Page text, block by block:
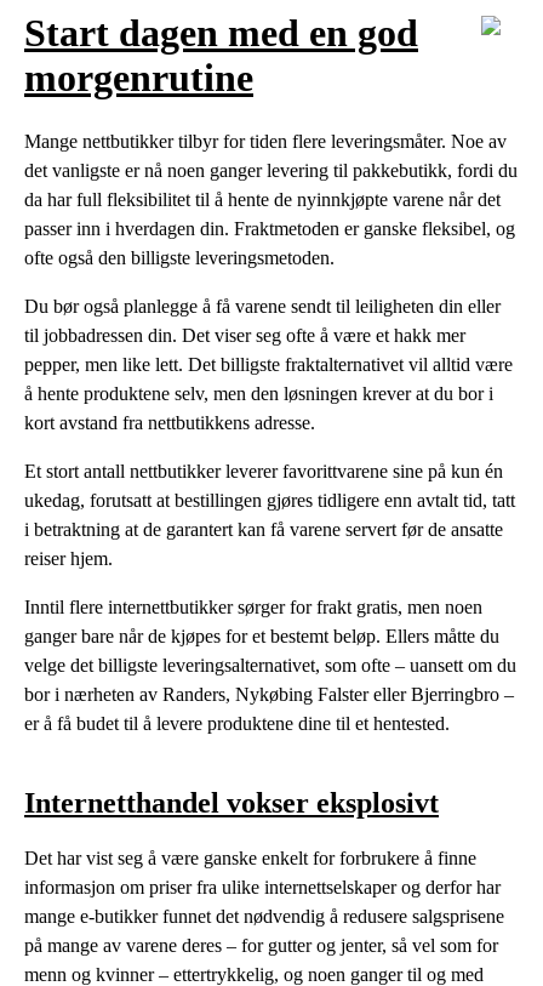
Start dagen med en god
morgenrutine
Mange nettbutikker tilbyr for tiden flere leveringsmåter. Noe av
det vanligste er nå noen ganger levering til pakkebutikk, fordi du
da har full fleksibilitet til å hente de nyinnkjøpte varene når det
passer inn i hverdagen din. Fraktmetoden er ganske fleksibel, og
ofte også den billigste leveringsmetoden.
Du bør også planlegge å få varene sendt til leiligheten din eller
til jobbadressen din. Det viser seg ofte å være et hakk mer
pepper, men like lett. Det billigste fraktalternativet vil alltid være
å hente produktene selv, men den løsningen krever at du bor i
kort avstand fra nettbutikkens adresse.
Et stort antall nettbutikker leverer favorittvarene sine på kun én
ukedag, forutsatt at bestillingen gjøres tidligere enn avtalt tid, tatt
i betraktning at de garantert kan få varene servert før de ansatte
reiser hjem.
Inntil flere internettbutikker sørger for frakt gratis, men noen
ganger bare når de kjøpes for et bestemt beløp. Ellers måtte du
velge det billigste leveringsalternativet, som ofte – uansett om du
bor i nærheten av Randers, Nykøbing Falster eller Bjerringbro –
er å få budet til å levere produktene dine til et hentested.
Internetthandel vokser eksplosivt
Det har vist seg å være ganske enkelt for forbrukere å finne
informasjon om priser fra ulike internettselskaper og derfor har
mange e-butikker funnet det nødvendig å redusere salgsprisene
på mange av varene deres – for gutter og jenter, så vel som for
menn og kvinner – ettertrykkelig, og noen ganger til og med